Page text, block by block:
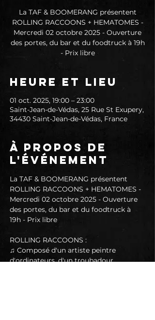
La TAF & BOOMERANG présentent
ROLLING RACCOONS + HEMATOMES -
Mercredi 02 octobre 2025 - Ouverture
des portes, du bar et du foodtruck à 19h
- Prix libre
Heure et lieu
01 oct. 2025, 19:00 – 23:00
Saint-Jean-de-Védas, 25 Rue St Exupery,
34430 Saint-Jean-de-Védas, France
À propos de
l'événement
La TAF & BOOMERANG présentent
ROLLING RACCOONS + HEMATOMES -
Mercredi 02 octobre 2025 - Ouverture
des portes, du bar et du foodtruck à
19h - Prix libre
ROLLING RACCOONS :
♫ Composé d'un artiste peintre
d'ordinateurs, d'un troubadour